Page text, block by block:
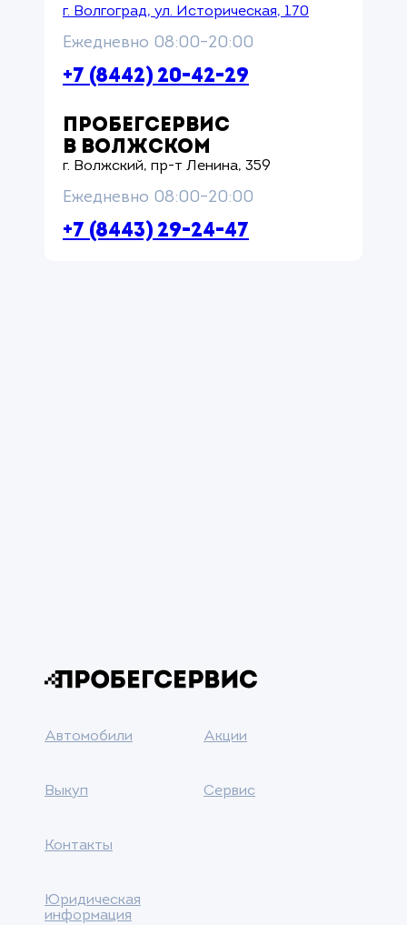
г. Волгоград, ул. Историческая, 170
Ежедневно 08:00–20:00
+7 (8442) 20-42-29
ПРОБЕГСЕРВИС
В ВОЛЖСКОМ
г. Волжский, пр-т Ленина, 359
Ежедневно 08:00–20:00
+7 (8443) 29-24-47
Автомобили
Выкуп
Акции
Сервис
Контакты
Юридическая
информация